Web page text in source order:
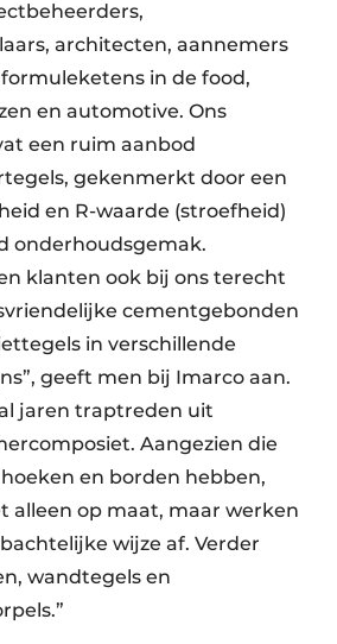
architecten, aannemers
in de food,
en automotive. Ons
een ruim aanbod
gekenmerkt door een
en R-waarde (stroefheid)
onderhoudsgemak.
klanten ook bij ons terecht
cementgebonden
in verschillende
geeft men bij Imarco aan.
jaren traptreden uit
Aangezien die
en borden hebben,
alleen op maat, maar werken
wijze af. Verder
wandtegels en